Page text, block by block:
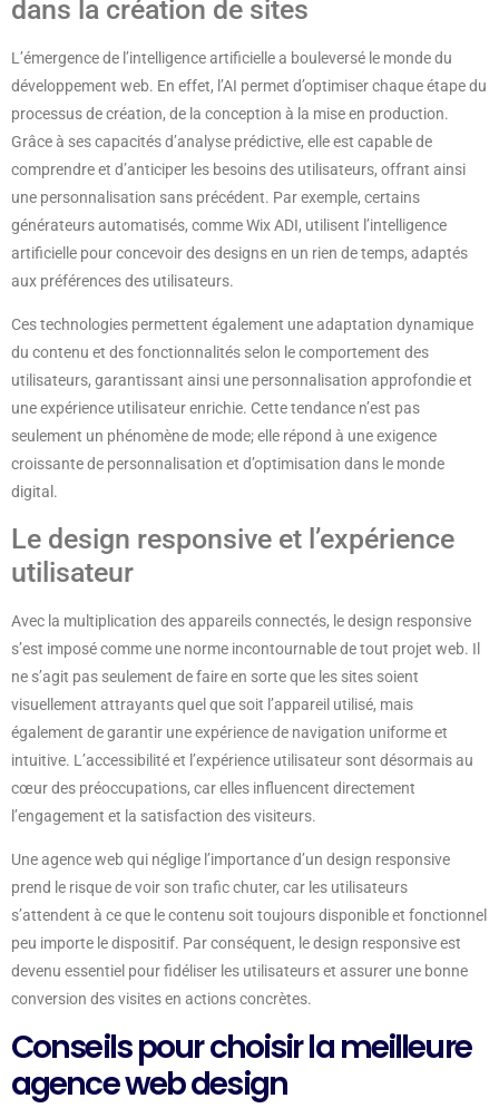
dans la création de sites
L’émergence de l’intelligence artificielle a bouleversé le monde du
développement web. En effet, l’AI permet d’optimiser chaque étape du
processus de création, de la conception à la mise en production.
Grâce à ses capacités d’analyse prédictive, elle est capable de
comprendre et d’anticiper les besoins des utilisateurs, offrant ainsi
une personnalisation sans précédent. Par exemple, certains
générateurs automatisés, comme Wix ADI, utilisent l’intelligence
artificielle pour concevoir des designs en un rien de temps, adaptés
aux préférences des utilisateurs.
Ces technologies permettent également une adaptation dynamique
du contenu et des fonctionnalités selon le comportement des
utilisateurs, garantissant ainsi une personnalisation approfondie et
une expérience utilisateur enrichie. Cette tendance n’est pas
seulement un phénomène de mode; elle répond à une exigence
croissante de personnalisation et d’optimisation dans le monde
digital.
Le design responsive et l’expérience
utilisateur
Avec la multiplication des appareils connectés, le design responsive
s’est imposé comme une norme incontournable de tout projet web. Il
ne s’agit pas seulement de faire en sorte que les sites soient
visuellement attrayants quel que soit l’appareil utilisé, mais
également de garantir une expérience de navigation uniforme et
intuitive. L’accessibilité et l’expérience utilisateur sont désormais au
cœur des préoccupations, car elles influencent directement
l’engagement et la satisfaction des visiteurs.
Une agence web qui néglige l’importance d’un design responsive
prend le risque de voir son trafic chuter, car les utilisateurs
s’attendent à ce que le contenu soit toujours disponible et fonctionnel
peu importe le dispositif. Par conséquent, le design responsive est
devenu essentiel pour fidéliser les utilisateurs et assurer une bonne
conversion des visites en actions concrètes.
Conseils pour choisir la meilleure
agence web design